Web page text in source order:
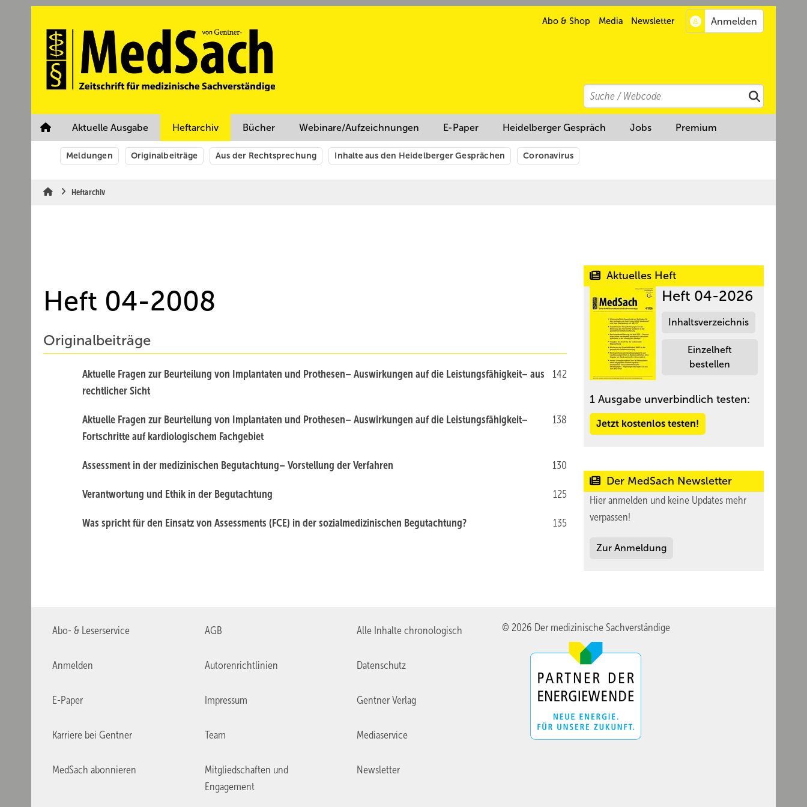
Abo & Shop Media Newsletter
Search
Suchen
Aktuelle Ausgabe Heftarchiv Bücher Webinare/Aufzeichnungen E-Paper Heidelberger Gespräch Jobs Premium
Meldungen Originalbeiträge Aus der Rechtsprechung Inhalte aus den Heidelberger Gesprächen Coronavirus
Heftarchiv
Heft 04-2008
Originalbeiträge
142
Aktuelle Fragen zur Beurteilung von Implantaten und Prothesen– Auswirkungen auf die Leistungsfähigkeit– aus
rechtlicher Sicht
138
Aktuelle Fragen zur Beurteilung von Implantaten und Prothesen– Auswirkungen auf die Leistungsfähigkeit–
Fortschritte auf kardiologischem Fachgebiet
130
Assessment in der medizinischen Begutachtung– Vorstellung der Verfahren
125
Verantwortung und Ethik in der Begutachtung
135
Was spricht für den Einsatz von Assessments (FCE) in der sozialmedizinischen Begutachtung?
Aktuelles Heft
Heft 04-2026
Inhaltsverzeichnis
Einzelheft
bestellen
1 Ausgabe unverbindlich testen:
Jetzt kostenlos testen!
Der MedSach Newsletter
Hier anmelden und keine Updates mehr
verpassen!
Zur Anmeldung
Abo- & Leserservice AGB Alle Inhalte chronologisch
Anmelden Autorenrichtlinien Datenschutz
E-Paper Impressum Gentner Verlag
Karriere bei Gentner Team Mediaservice
MedSach abonnieren
Mitgliedschaften und
Engagement
Newsletter
© 2026 Der medizinische Sachverständige